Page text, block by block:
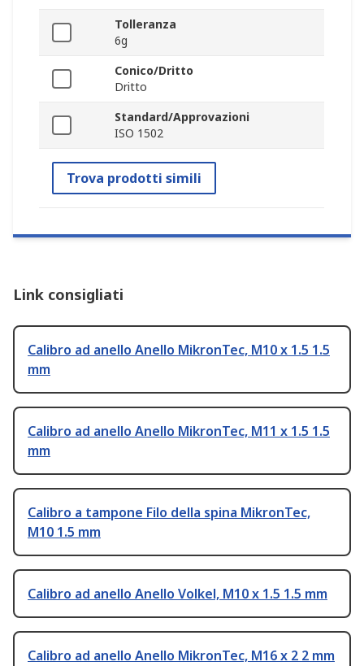
Tolleranza
6g
Conico/Dritto
Dritto
Standard/Approvazioni
ISO 1502
Trova prodotti simili
Link consigliati
Calibro ad anello Anello MikronTec, M10 x 1.5 1.5
mm
Calibro ad anello Anello MikronTec, M11 x 1.5 1.5
mm
Calibro a tampone Filo della spina MikronTec,
M10 1.5 mm
Calibro ad anello Anello Volkel, M10 x 1.5 1.5 mm
Calibro ad anello Anello MikronTec, M16 x 2 2 mm